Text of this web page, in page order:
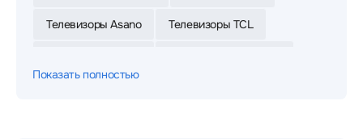
Телевизоры Asano Телевизоры TCL
Показать полностью